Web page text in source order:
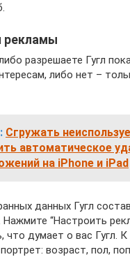
рекламы
разрешаете Гугл
либо нет –
Сгружать
автоматическое
на iPhone и iPad
данных Гугл
“Настроить
думает о вас Гугл. К
возраст, пол,